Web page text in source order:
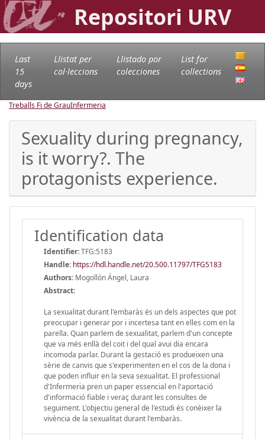
Repositori URV
Last
15
days
Llistat per
col·leccions
Llistado por
colecciones
List for
collections
Treballs Fi de GrauInfermeria
Sexuality during pregnancy,
is it worry?. The
protagonists experience.
Identification data
Identifier:TFG:5183
Handle: https://hdl.handle.net/20.500.11797/TFG5183
Authors: Mogollón Ángel, Laura
Abstract:
La sexualitat durant l'embaràs és un dels aspectes que pot
preocupar i generar por i incertesa tant en elles com en la
parella. Quan parlem de sexualitat, parlem d'un concepte
que va més enllà del coit i del qual avui dia encara
incomoda parlar. Durant la gestació es produeixen una
sèrie de canvis que s'experimenten en el cos de la dona i
que poden influir en la seva sexualitat. El professional
d'Infermeria pren un paper essencial en l'aportació
d'informació fiable i veraç durant les consultes de
seguiment. L'objectiu general de l'estudi és conèixer la
vivència de la sexualitat durant l'embaràs.